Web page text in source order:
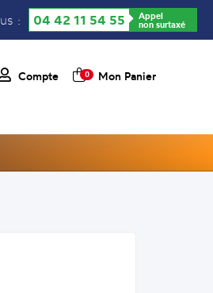
: 04 42 11 54 55 Appel
non surtaxé
Compte 0 Mon Panier